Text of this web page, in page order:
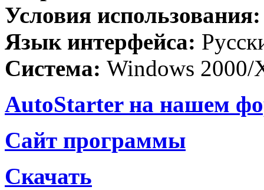
Условия
Язык интерфейса:
Система: Windows 2000/
AutoStarter на нашем
Сайт программы
Скачать